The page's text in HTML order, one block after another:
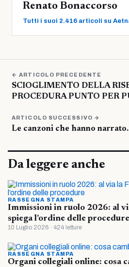
Renato Bonaccorso
Tutti i suoi 2.416 articoli su
← ARTICOLO PRECEDENTE
SCIOGLIMENTO DELLA
PROCEDURA PUNTO PER
ARTICOLO SUCCESSIVO →
Le canzoni che hanno
Da leggere anche
RASSEGNA STAMPA
Immissioni in ruolo 2026: al
spiega l’ordine delle procedure
10 Luglio 2026 · 424 letture
RASSEGNA STAMPA
Organi collegiali online: cosa